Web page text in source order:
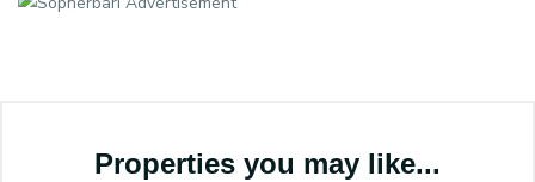
Properties you may like...